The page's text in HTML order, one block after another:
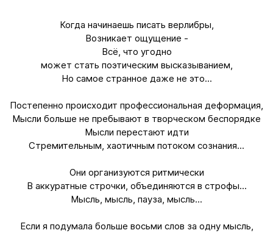
Когда начинаешь писать верлибры,
Возникает ощущение -
Всё, что угодно
может стать поэтическим высказыванием,
Но самое странное даже не это...
Постепенно происходит профессиональная деформация,
Мысли больше не пребывают в творческом беспорядке
Мысли перестают идти
Стремительным, хаотичным потоком сознания...
Они организуются ритмически
В аккуратные строчки, объединяются в строфы...
Мысль, мысль, пауза, мысль...
Если я подумала больше восьми слов за одну мысль,